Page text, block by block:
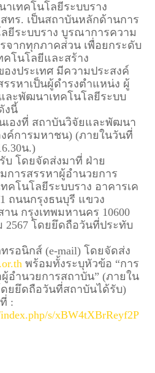
ทคโนโลยีระบบราง
ทร. เป็นสถาบันหลักด้านการ
ยีระบบราง บูรณาการความ
จากทุกภาคส่วน เพื่อยกระดับ
โนโลยีและสร้าง
งประเทศ มีความประสงค์
รหาเป็นผู้ดำรงตำแหน่ง ผู้
ละพัฒนาเทคโนโลยีระบบ
งนี้
องที่ สถาบันวิจัยและพัฒนา
ค์การมหาชน) (ภายในวันที่
น.)
โดยจัดส่งมาที่ ฝ่าย
การสรรหาผู้อำนวยการ
โนโลยีระบบราง อาคารเค
ถนนกรุงธนบุรี แขวง
น กรุงเทพมหานคร 10600
2567 โดยยึดถือวันที่ประทับ
อนิกส์ (e-mail) โดยจัดส่ง
พร้อมทั้งระบุหัวข้อ “การ
อำนวยการสถาบัน” (ภายใน
ยยึดถือวันที่สถาบันได้รับ)
:
s/xBW4tXBrReyf2P